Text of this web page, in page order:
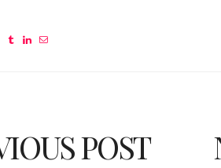
POST